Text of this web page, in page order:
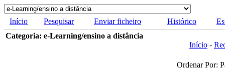
Início Pesquisar Enviar ficheiro Histórico
Categoria: e-Learning/ensino a distância
Início -
Ordenar Por: